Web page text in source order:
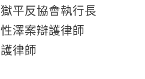
平反協會執行長
澤案辯護律師
律師